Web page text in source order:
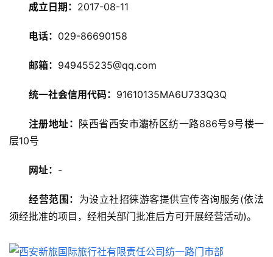
特
景
成立日期： 2017-08-11
电话： 029-86690158
邮箱： 949455235@qq.com
统一社会信用代码： 91610135MA6U733Q3Q
注册地址： 陕西省西安市灞桥区纺一路886号9号楼一
层10号
网址： -
经营范围： 为设立社招徕游客提供宣传咨询服务(依法
须经批准的项目，经相关部门批准后方可开展经营活动)。